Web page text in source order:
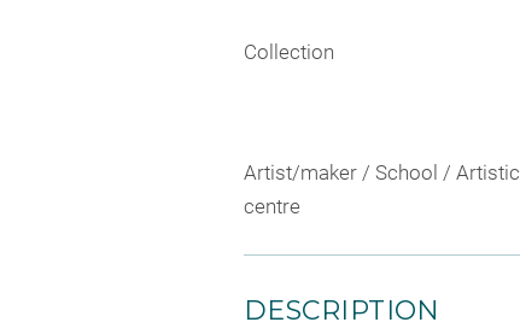
Collection
Artist/maker / School / Artistic
centre
DESCRIPTION